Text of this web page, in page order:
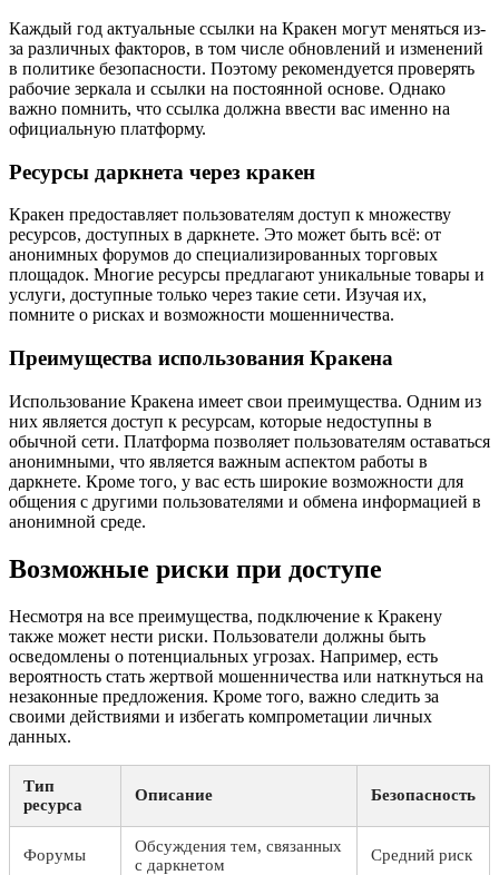
Каждый год актуальные ссылки на Кракен могут меняться из-
за различных факторов, в том числе обновлений и изменений
в политике безопасности. Поэтому рекомендуется проверять
рабочие зеркала и ссылки на постоянной основе. Однако
важно помнить, что ссылка должна ввести вас именно на
официальную платформу.
Ресурсы даркнета через кракен
Кракен предоставляет пользователям доступ к множеству
ресурсов, доступных в даркнете. Это может быть всё: от
анонимных форумов до специализированных торговых
площадок. Многие ресурсы предлагают уникальные товары и
услуги, доступные только через такие сети. Изучая их,
помните о рисках и возможности мошенничества.
Преимущества использования Кракена
Использование Кракена имеет свои преимущества. Одним из
них является доступ к ресурсам, которые недоступны в
обычной сети. Платформа позволяет пользователям оставаться
анонимными, что является важным аспектом работы в
даркнете. Кроме того, у вас есть широкие возможности для
общения с другими пользователями и обмена информацией в
анонимной среде.
Возможные риски при доступе
Несмотря на все преимущества, подключение к Кракену
также может нести риски. Пользователи должны быть
осведомлены о потенциальных угрозах. Например, есть
вероятность стать жертвой мошенничества или наткнуться на
незаконные предложения. Кроме того, важно следить за
своими действиями и избегать компрометации личных
данных.
Тип
ресурса
Описание Безопасность
Форумы
Обсуждения тем, связанных
с даркнетом
Средний риск